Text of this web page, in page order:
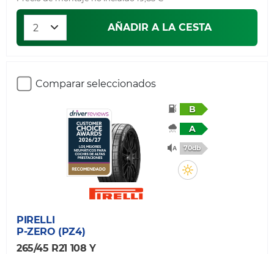
AÑADIR A LA CESTA
Comparar seleccionados
B
A
70db
PIRELLI
P-ZERO (PZ4)
265/45 R21 108 Y